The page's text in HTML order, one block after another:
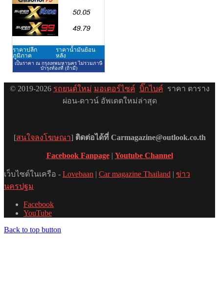
© 2019-2026 รถยนต์ใหม่ มอเตอร์ไซค์ บิ๊กไบค์ ราคา ตาราง
ผ่อน-ดาวน์ อัพเดตใหม่ล่าสุด
[สนใจลงโฆษณา] ติดต่อได้ที่ Carmagazine@outlook.co.th
Facebook Fanpage| Youtube Channel
เว็บไซต์ในเครือ - Lovebaan | Car magazine Thailand | ข่าว
นครปฐม
Facebook
YouTube
Back to top button